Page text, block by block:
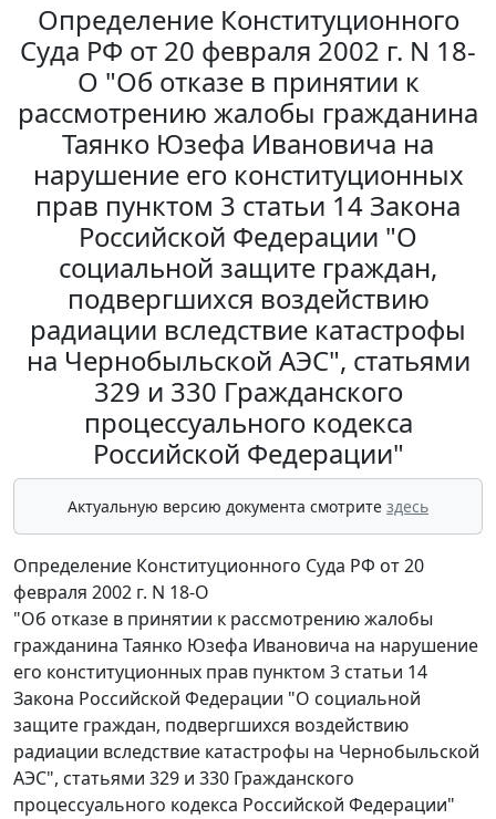
Определение Конституционного
Суда РФ от 20 февраля 2002 г. N 18-
О "Об отказе в принятии к
рассмотрению жалобы гражданина
Таянко Юзефа Ивановича на
нарушение его конституционных
прав пунктом 3 статьи 14 Закона
Российской Федерации "О
социальной защите граждан,
подвергшихся воздействию
радиации вследствие катастрофы
на Чернобыльской АЭС", статьями
329 и 330 Гражданского
процессуального кодекса
Российской Федерации"
Актуальную версию документа смотрите здесь
Определение Конституционного Суда РФ от 20
февраля 2002 г. N 18-О
"Об отказе в принятии к рассмотрению жалобы
гражданина Таянко Юзефа Ивановича на нарушение
его конституционных прав пунктом 3 статьи 14
Закона Российской Федерации "О социальной
защите граждан, подвергшихся воздействию
радиации вследствие катастрофы на Чернобыльской
АЭС", статьями 329 и 330 Гражданского
процессуального кодекса Российской Федерации"